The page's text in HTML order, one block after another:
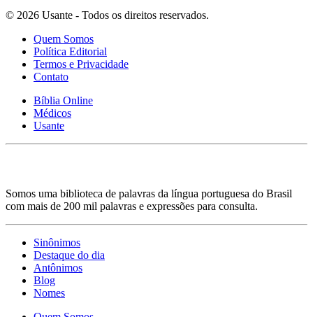
© 2026 Usante - Todos os direitos reservados.
Quem Somos
Política Editorial
Termos e Privacidade
Contato
Bíblia Online
Médicos
Usante
Somos uma biblioteca de palavras da língua portuguesa do Brasil
com mais de 200 mil palavras e expressões para consulta.
Sinônimos
Destaque do dia
Antônimos
Blog
Nomes